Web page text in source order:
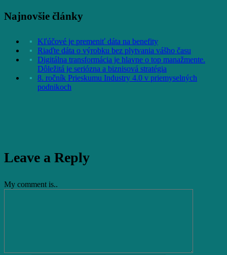
Najnovšie články
Kľúčové je premeniť dáta na benefity
Riaďte dáta o výrobku bez plytvania vášho času
Digitálna transformácia je hlavne o top manažmente.
Dôležitá je seriózna a biznisová stratégia
8. ročník Prieskumu Industry 4.0 v priemyselných
podnikoch
Leave a Reply
My comment is..